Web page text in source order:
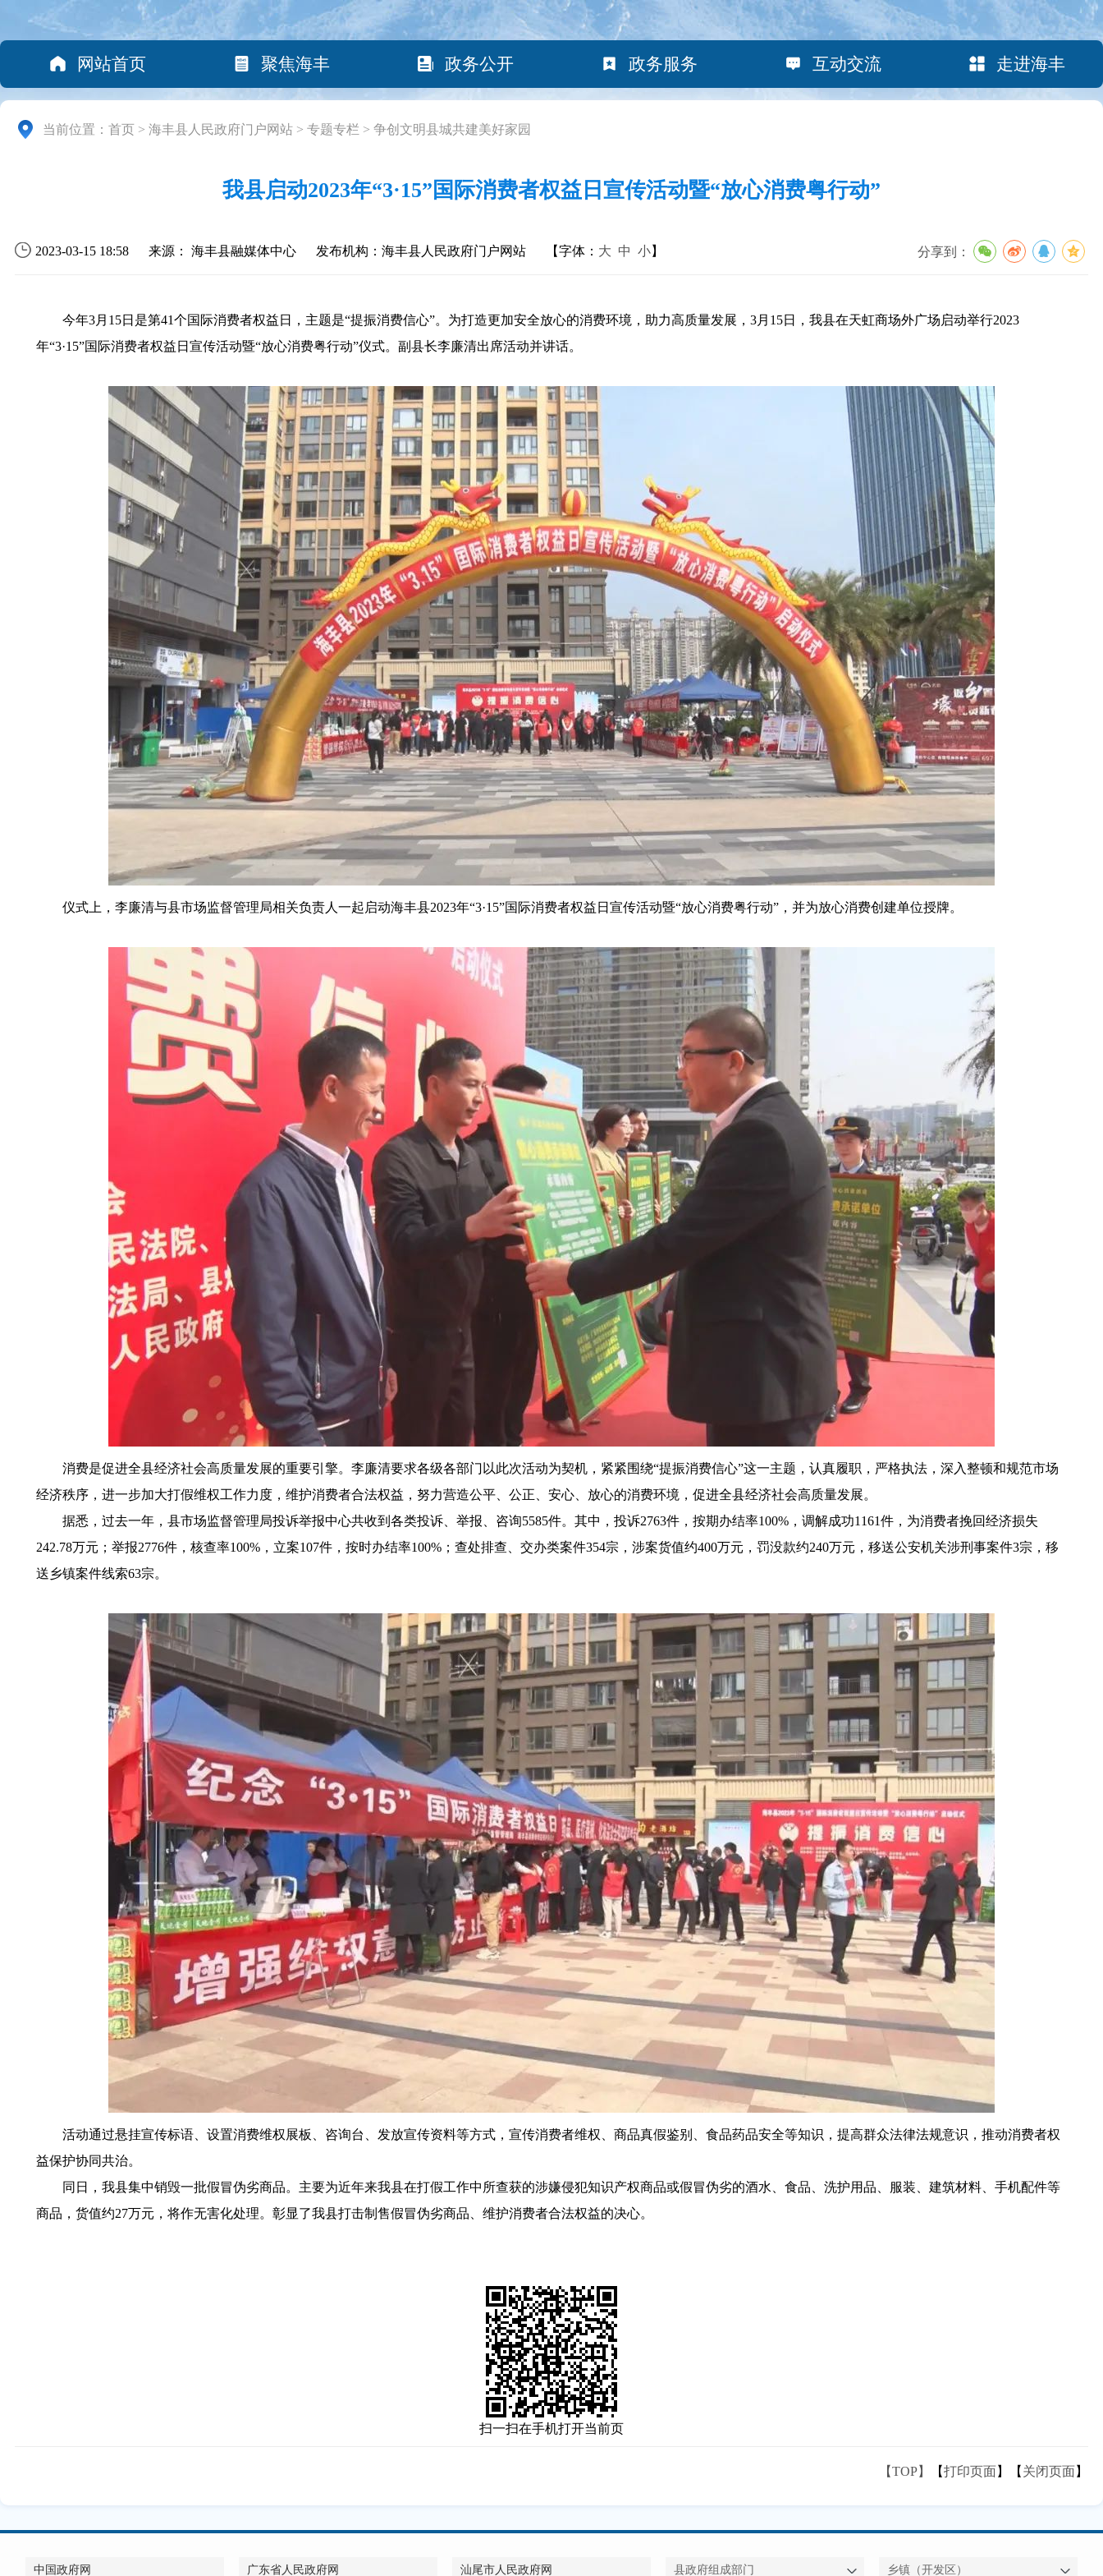
网站首页 聚焦海丰 政务公开 政务服务 互动交流 走进海丰
当前位置： 首页 > 海丰县人民政府门户网站 > 专题专栏 > 争创文明县城共建美好家园
我县启动2023年“3·15”国际消费者权益日宣传活动暨“放心消费粤行动”
2023-03-15 18:58 来源： 海丰县融媒体中心 发布机构：海丰县人民政府门户网站 【字体： 大 中 小】 分享到：
今年3月15日是第41个国际消费者权益日，主题是“提振消费信心”。为打造更加安全放心的消费环境，助力高质量发展，3月15日，我县在天虹商场外广场启动举行2023
年“3·15”国际消费者权益日宣传活动暨“放心消费粤行动”仪式。副县长李廉清出席活动并讲话。
仪式上，李廉清与县市场监督管理局相关负责人一起启动海丰县2023年“3·15”国际消费者权益日宣传活动暨“放心消费粤行动”，并为放心消费创建单位授牌。
消费是促进全县经济社会高质量发展的重要引擎。李廉清要求各级各部门以此次活动为契机，紧紧围绕“提振消费信心”这一主题，认真履职，严格执法，深入整顿和规范市场
经济秩序，进一步加大打假维权工作力度，维护消费者合法权益，努力营造公平、公正、安心、放心的消费环境，促进全县经济社会高质量发展。
据悉，过去一年，县市场监督管理局投诉举报中心共收到各类投诉、举报、咨询5585件。其中，投诉2763件，按期办结率100%，调解成功1161件，为消费者挽回经济损失
242.78万元；举报2776件，核查率100%，立案107件，按时办结率100%；查处排查、交办类案件354宗，涉案货值约400万元，罚没款约240万元，移送公安机关涉刑事案件3宗，移
送乡镇案件线索63宗。
活动通过悬挂宣传标语、设置消费维权展板、咨询台、发放宣传资料等方式，宣传消费者维权、商品真假鉴别、食品药品安全等知识，提高群众法律法规意识，推动消费者权
益保护协同共治。
同日，我县集中销毁一批假冒伪劣商品。主要为近年来我县在打假工作中所查获的涉嫌侵犯知识产权商品或假冒伪劣的酒水、食品、洗护用品、服装、建筑材料、手机配件等
商品，货值约27万元，将作无害化处理。彰显了我县打击制售假冒伪劣商品、维护消费者合法权益的决心。
扫一扫在手机打开当前页
【TOP】 【打印页面】【 关闭页面】
中国政府网 广东省人民政府网 汕尾市人民政府网 县政府组成部门 乡镇（开发区）